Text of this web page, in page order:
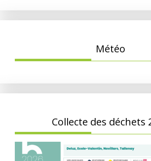
Météo
Collecte des déchets